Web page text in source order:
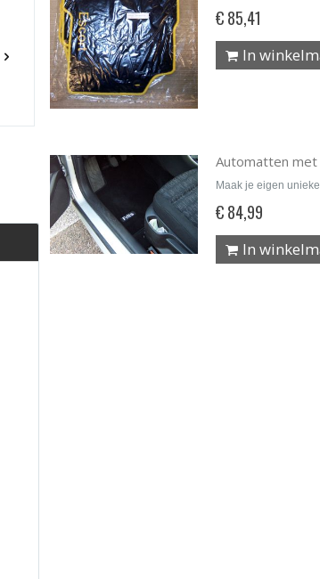
€ 85,41
In
Automatten
Maak je eigen
€ 84,99
In